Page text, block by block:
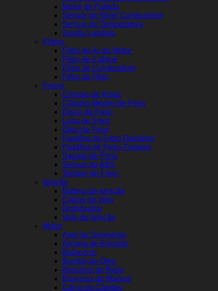
Motor de Partida
Sensor de Nível Combustível
Sensor de Temperatura
Sonda Lambda
Filtros
Filtro de Ar do Motor
Filtro de Cabine
Filtro de Combustível
Filtro de Óleo
Freios
Cilindro de Roda
Cilindro Mestre de Freio
Disco de Freio
Lona de Freio
Óleo de Freio
Pastilha de Freio Dianteiro
Pastilha de Freio Traseira
Sapata de Freio
Sensor do ABS
Tambor de Freio
Ignição
Bobina de Ignição
Cabos de Vela
Distribuidor
Vela de Ignição
Motor
Anel de Segmento
Arruela de Encosto
Balancins
Bomba de Óleo
Bronzina de Biela
Bronzina de Mancal
Calço do Câmbio